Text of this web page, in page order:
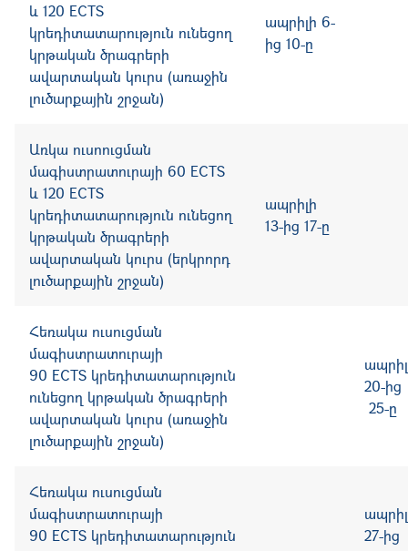
և 120 ECTS
կրեդիտատարություն ունեցող
կրթական ծրագրերի
ավարտական կուրս (առաջին
լուծարքային շրջան)
ապրիլի 6-
ից 10-ը
Առկա ուսոուցման
մագիստրատուրայի 60 ECTS
և 120 ECTS
կրեդիտատարություն ունեցող
կրթական ծրագրերի
ավարտական կուրս (երկրորդ
լուծարքային շրջան)
ապրիլի
13-ից 17-ը
Հեռակա ուսուցման
մագիստրատուրայի
90 ECTS կրեդիտատարություն
ունեցող կրթական ծրագրերի
ավարտական կուրս (առաջին
լուծարքային շրջան)
20-
25-ը
Հեռակա ուսուցման
մագիստրատուրայի
90 ECTS կրեդիտատարություն
27-ից